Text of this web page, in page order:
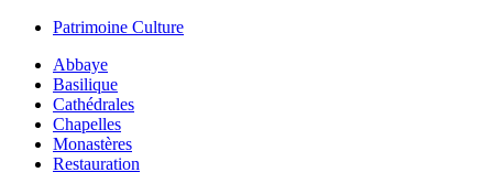
Patrimoine Culture
Abbaye
Basilique
Cathédrales
Chapelles
Monastères
Restauration